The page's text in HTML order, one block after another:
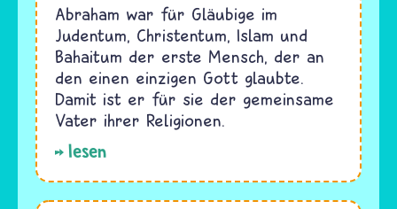
Abraham war für Gläubige im
Judentum, Christentum, Islam und
Bahaitum der erste Mensch, der an
den einen einzigen Gott glaubte.
Damit ist er für sie der gemeinsame
Vater ihrer Religionen.
lesen